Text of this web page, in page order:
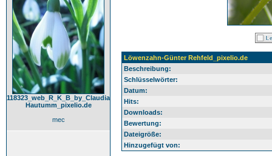
118323_web_R_K_B_by_Claudia
Hautumm_pixelio.de
mec
Löwenzahn-Günter Rehfeld_pixelio.de
Beschreibung:
Schlüsselwörter:
Datum:
Hits:
Downloads:
Bewertung:
Dateigröße:
Hinzugefügt von: